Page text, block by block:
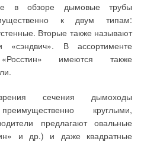
в обзоре дымовые трубы
к двум типам:
Вторые также называют
«сэндвич». В ассортименте
«Росстин» имеются также
сечения дымоходы
круглыми,
предлагают овальные
и др.) и даже квадратные
счетчик воды д 15 бытовой для
Ваш E-mail *